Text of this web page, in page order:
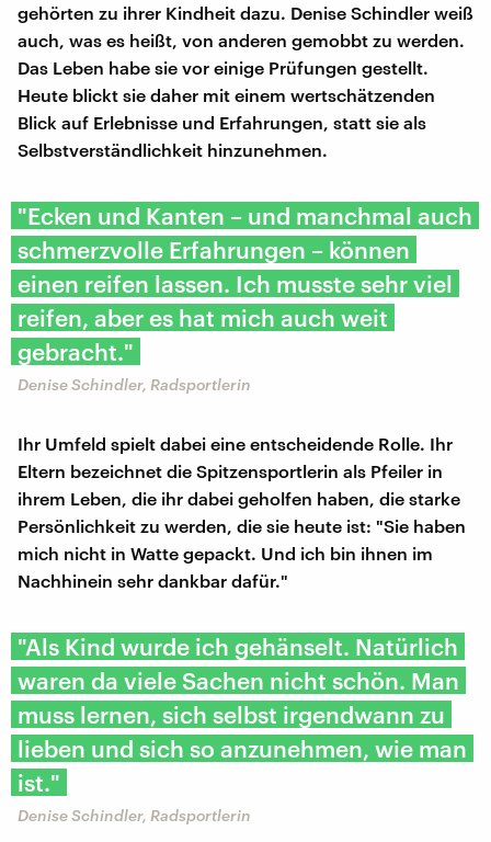
gehörten zu ihrer Kindheit dazu. Denise Schindler weiß
auch, was es heißt, von anderen gemobbt zu werden.
Das Leben habe sie vor einige Prüfungen gestellt.
Heute blickt sie daher mit einem wertschätzenden
Blick auf Erlebnisse und Erfahrungen, statt sie als
Selbstverständlichkeit hinzunehmen.
"Ecken und Kanten – und manchmal auch
schmerzvolle Erfahrungen – können
einen reifen lassen. Ich musste sehr viel
reifen, aber es hat mich auch weit
gebracht."
Denise Schindler, Radsportlerin
Ihr Umfeld spielt dabei eine entscheidende Rolle. Ihr
Eltern bezeichnet die Spitzensportlerin als Pfeiler in
ihrem Leben, die ihr dabei geholfen haben, die starke
Persönlichkeit zu werden, die sie heute ist: "Sie haben
mich nicht in Watte gepackt. Und ich bin ihnen im
Nachhinein sehr dankbar dafür."
"Als Kind wurde ich gehänselt. Natürlich
waren da viele Sachen nicht schön. Man
muss lernen, sich selbst irgendwann zu
lieben und sich so anzunehmen, wie man
ist."
Denise Schindler, Radsportlerin